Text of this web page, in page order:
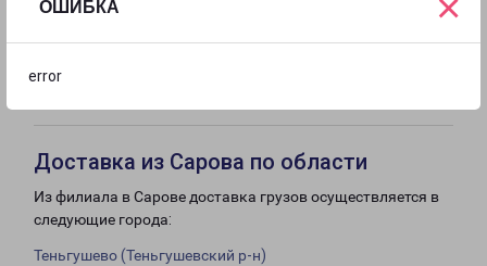
ОШИБКА
error
18:00
Доставка из Сарова по области
Из филиала в Сарове доставка грузов осуществляется в
следующие города:
Теньгушево (Теньгушевский р-н)